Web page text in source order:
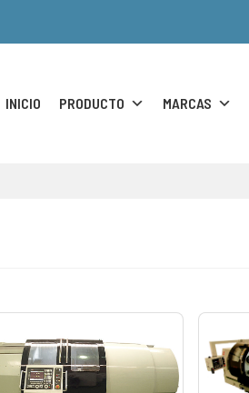
INICIO PRODUCTO MARCAS